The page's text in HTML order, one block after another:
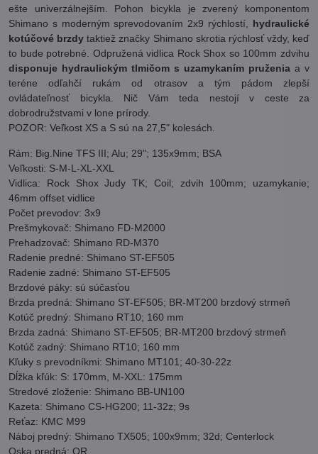
ešte univerzálnejším. Pohon bicykla je zverený komponentom
Shimano s moderným sprevodovaním 2x9 rýchlostí, hydraulické
kotúčové brzdy taktiež značky Shimano skrotia rýchlosť vždy, keď
to bude potrebné. Odpružená vidlica Rock Shox so 100mm zdvihu
disponuje hydraulickým tlmičom s uzamykaním pruženia a v
teréne odľahčí rukám od otrasov a tým pádom zlepší
ovládateľnosť bicykla. Nič Vám teda nestojí v ceste za
dobrodružstvami v lone prírody.
POZOR: Veľkost XS a S sú na 27,5" kolesách.
Rám: Big.Nine TFS III; Alu; 29"; 135x9mm; BSA
Veľkosti: S-M-L-XL-XXL
Vidlica: Rock Shox Judy TK; Coil; zdvih 100mm; uzamykanie;
46mm offset vidlice
Počet prevodov: 3x9
Prešmykovač: Shimano FD-M2000
Prehadzovač: Shimano RD-M370
Radenie predné: Shimano ST-EF505
Radenie zadné: Shimano ST-EF505
Brzdové páky: sú súčasťou
Brzda predná: Shimano ST-EF505; BR-MT200 brzdový strmeň
Kotúč predný: Shimano RT10; 160 mm
Brzda zadná: Shimano ST-EF505; BR-MT200 brzdový strmeň
Kotúč zadný: Shimano RT10; 160 mm
Kľuky s prevodníkmi: Shimano MT101; 40-30-22z
Dĺžka kľúk: S: 170mm, M-XXL: 175mm
Stredové zloženie: Shimano BB-UN100
Kazeta: Shimano CS-HG200; 11-32z; 9s
Reťaz: KMC M99
Náboj predný: Shimano TX505; 100x9mm; 32d; Centerlock
Oska predná: QR